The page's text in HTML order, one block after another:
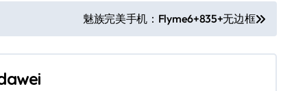
魅族完美手机：Flyme6+835+无边框